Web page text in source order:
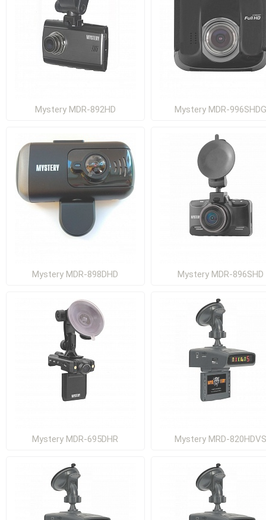
Mystery MDR-892HD Mystery MDR-996SHDG
Mystery MDR-898DHD Mystery MDR-896SHD
Mystery MDR-695DHR Mystery MRD-820HDVS